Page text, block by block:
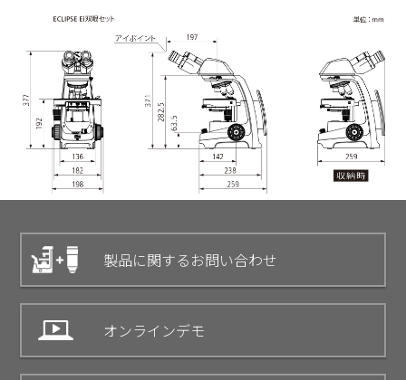
製品に関するお問い合わせ
オンラインデモ